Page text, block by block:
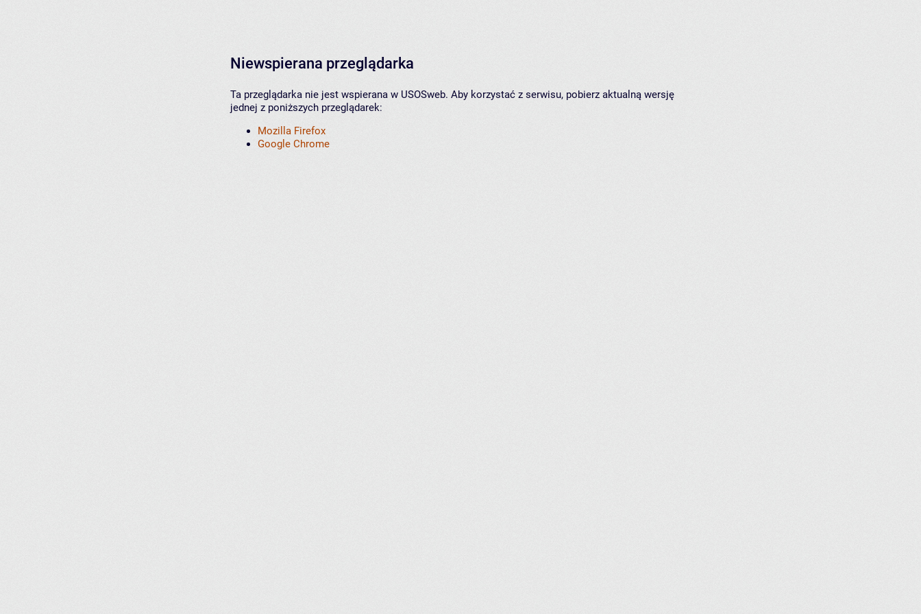
Niewspierana przeglądarka
Ta przeglądarka nie jest wspierana w USOSweb. Aby korzystać z serwisu, pobierz aktualną wersję
jednej z poniższych przeglądarek:
Mozilla Firefox
Google Chrome